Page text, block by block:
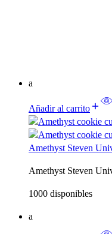
a
Añadir al carrito
Amethyst Steven
Amethyst Steven
1000 disponibles
a